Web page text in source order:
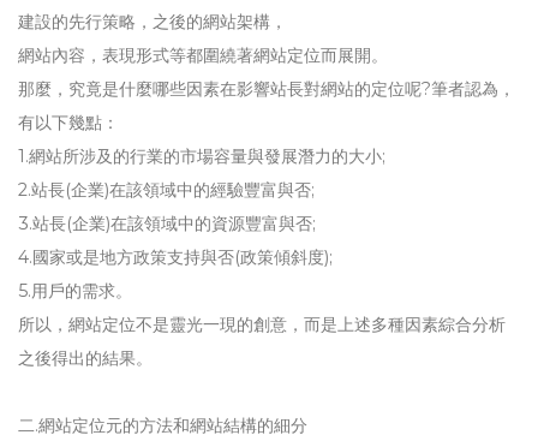
建設的先行策略，之後的網站架構，
網站內容，表現形式等都圍繞著網站定位而展開。
那麼，究竟是什麼哪些因素在影響站長對網站的定位呢?筆者認為，
有以下幾點：
1.網站所涉及的行業的市場容量與發展潛力的大小;
2.站長(企業)在該領域中的經驗豐富與否;
3.站長(企業)在該領域中的資源豐富與否;
4.國家或是地方政策支持與否(政策傾斜度);
5.用戶的需求。
所以，網站定位不是靈光一現的創意，而是上述多種因素綜合分析
之後得出的結果。
二.網站定位元的方法和網站結構的細分